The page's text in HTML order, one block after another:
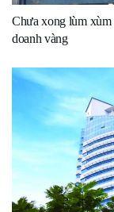
Chưa xong lùm xùm
doanh vàng